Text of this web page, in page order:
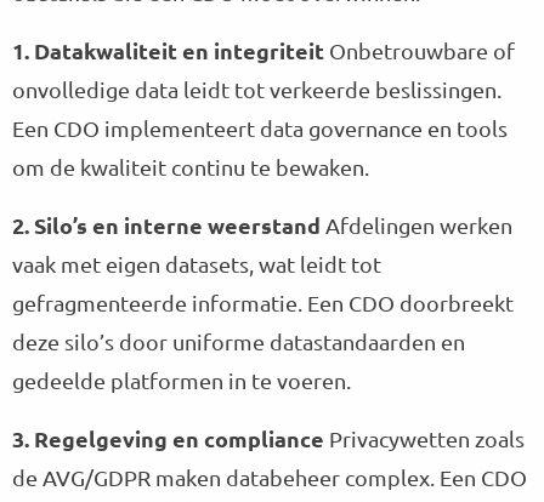
1. Datakwaliteit en integriteit Onbetrouwbare of
onvolledige data leidt tot verkeerde beslissingen.
Een CDO implementeert data governance en tools
om de kwaliteit continu te bewaken.
2. Silo’s en interne weerstand Afdelingen werken
vaak met eigen datasets, wat leidt tot
gefragmenteerde informatie. Een CDO doorbreekt
deze silo’s door uniforme datastandaarden en
gedeelde platformen in te voeren.
3. Regelgeving en compliance Privacywetten zoals
de AVG/GDPR maken databeheer complex. Een CDO